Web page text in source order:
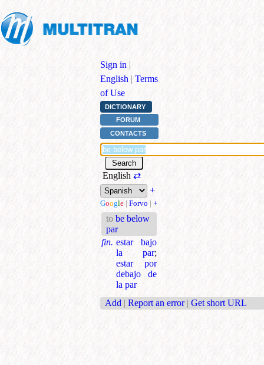
Sign in |
English | Terms
of Use
DICTIONARY
FORUM
CONTACTS
English ⇄
+
Google | Forvo | +
to be below
par
fin. estar bajo
la par;
estar por
debajo de
la par
Add | Report an error | Get short URL